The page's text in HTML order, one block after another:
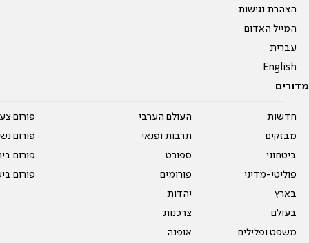
הצהרת נגישות
המייל האדום
עברית
English
מדורים
חדשות
מבזקים
ביטחוני
פוליטי-מדיני
בארץ
בעולם
משפט ופלילים
העולם הערבי
תרבות ופנאי
ספורט
פורומים
יהדות
צרכנות
אופנה
פורום
פורום
פורום
פורום